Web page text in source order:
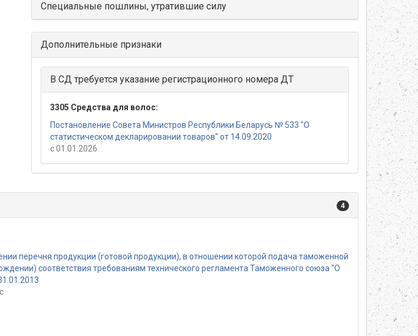
Специальные пошлины, утратившие силу
Дополнительные признаки
В СД требуется указание регистрационного номера ДТ
3305 Средства для волос:
Постановление Совета Министров Республики Беларусь № 533 "О
статистическом декларировании товаров" от 14.09.2020
с 01.01.2026
4
перечня продукции (готовой продукции), в отношении которой подача таможенной
соответствия требованиям технического регламента Таможенного союза "О